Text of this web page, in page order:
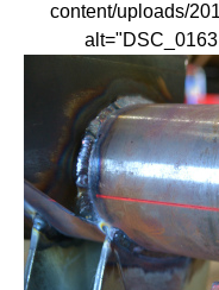
content/uploads/